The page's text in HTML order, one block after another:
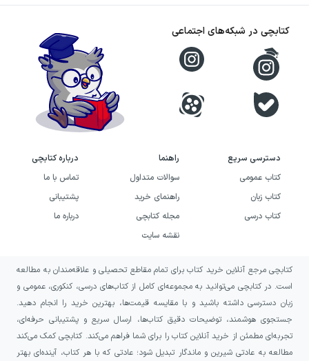
دسترسی سریع
کتاب عمومی
کتاب زبان
کتاب درسی
راهنما
سوالات متداول
راهنمای خرید
مجله کتابچی
نقشه سایت
درباره کتابچی
تماس با ما
پشتیبانی
درباره ما
کتابچی در شبکه‌های اجتماعی
کتابچی مرجع آنلاین خرید کتاب برای تمام مقاطع تحصیلی و علاقه‌مندان به مطالعه
است. در کتابچی می‌توانید به مجموعه‌ای کامل از کتاب‌های درسی، کنکوری، عمومی و
زبان دسترسی داشته باشید و با مقایسه قیمت‌ها، بهترین خرید را انجام دهید.
جستجوی هوشمند، توضیحات دقیق کتاب‌ها، ارسال سریع و پشتیبانی حرفه‌ای،
تجربه‌ای مطمئن از خرید آنلاین کتاب را برای شما فراهم می‌کند. کتابچی کمک می‌کند
مطالعه به عادتی شیرین و ماندگار تبدیل شود؛ عادتی که با هر کتاب، آینده‌ای بهتر